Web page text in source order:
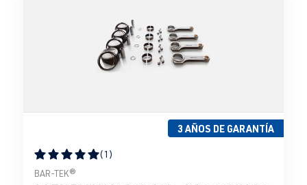
3 AÑOS DE GARANTÍA
Calificación promedio de 5 de 5 estrellas
(1)
BAR-TEK®